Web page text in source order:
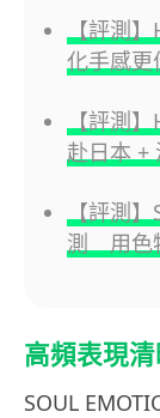
【評測
化手感更
【評測
赴日本 +
【評測
測 用色
高頻表現
SOUL